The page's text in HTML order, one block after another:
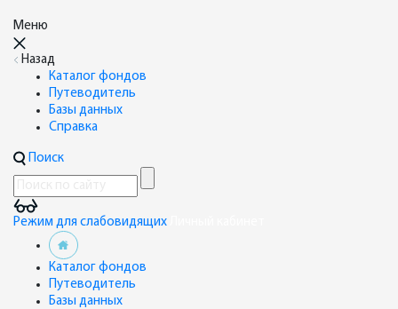
Меню
Назад
Каталог фондов
Путеводитель
Базы данных
Справка
Поиск
Режим для слабовидящих
Каталог фондов
Путеводитель
Базы данных